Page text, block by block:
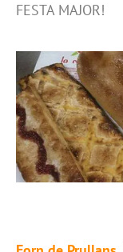
FESTA MAJOR!